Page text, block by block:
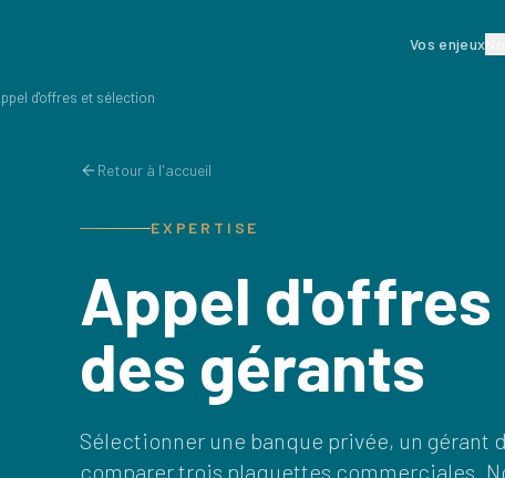
Vos enjeux
d'offres et sélection
Retour à l'accueil
EXPERTISE
Appel
des gérants
Sélectionner une banque privée, un gérant
comparer trois plaquettes commerciales.